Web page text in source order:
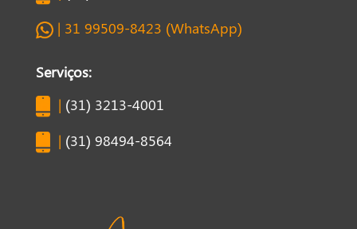
| 31 99509-8423 (WhatsApp)
Serviços:
| (31) 3213-4001
| (31) 98494-8564